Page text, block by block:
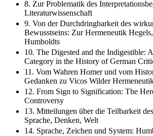
8. Zur Problematik des
Literaturwissenschaft
9. Von der Durchdringbarkeit des
Bewusstseins: Zur Hermeneutik
Humboldts
10. The Digested and the Indigestible:
Category in the History of German
11. Vom Wahren Homer und vom
Gedanken zu Vicos Wilder
12. From Sign to Signification: The
Controversy
13. Mitteilungen über die Teilbarkeit
Sprache, Denken, Welt
14. Sprache, Zeichen und System: